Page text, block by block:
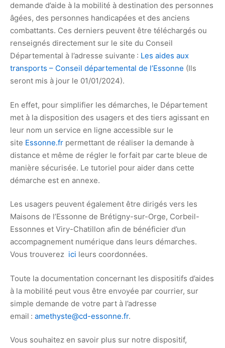
demande d’aide à la mobilité à destination des personnes
âgées, des personnes handicapées et des anciens
combattants. Ces derniers peuvent être téléchargés ou
renseignés directement sur le site du Conseil
Départemental à l’adresse suivante : Les aides aux
transports – Conseil départemental de l’Essonne (Ils
seront mis à jour le 01/01/2024).
En effet, pour simplifier les démarches, le Département
met à la disposition des usagers et des tiers agissant en
leur nom un service en ligne accessible sur le
site Essonne.fr permettant de réaliser la demande à
distance et même de régler le forfait par carte bleue de
manière sécurisée. Le tutoriel pour aider dans cette
démarche est en annexe.
Les usagers peuvent également être dirigés vers les
Maisons de l’Essonne de Brétigny-sur-Orge, Corbeil-
Essonnes et Viry-Chatillon afin de bénéficier d’un
accompagnement numérique dans leurs démarches.
Vous trouverez ici leurs coordonnées.
Toute la documentation concernant les dispositifs d’aides
à la mobilité peut vous être envoyée par courrier, sur
simple demande de votre part à l’adresse
email : amethyste@cd-essonne.fr.
Vous souhaitez en savoir plus sur notre dispositif,